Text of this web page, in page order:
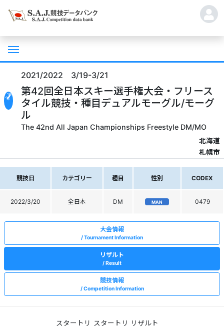
2021/2022 3/19-3/21
第42回全日本スキー選手権大会・フリース
タイル競技・種目デュアルモーグル/モーグ
ル
The 42nd All Japan Championships Freestyle DM/MO
北海道
札幌市
競技日 カテゴリー 種目 性別 CODEX
2022/3/20 全日本 DM MAN 0479
大会情報
Tournament Information
リザルト
Result
競技情報
Competition Information
スタートリ
スタートリ
リザルト